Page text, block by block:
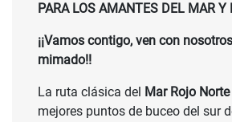
PARA LOS AMANTES DEL MAR Y
¡¡Vamos contigo, ven con
mimado!!
La ruta clásica del Mar Rojo Norte
mejores puntos de buceo del sur